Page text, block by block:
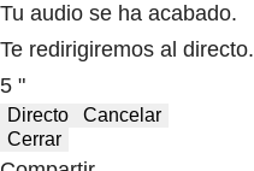
Tu audio se ha acabado.
Te redirigiremos al directo.
5 "
Directo
Cancelar
Cerrar